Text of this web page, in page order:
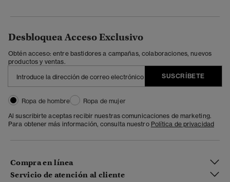
Desbloquea Acceso Exclusivo
Obtén acceso: entre bastidores a campañas, colaboraciones, nuevos
productos y ventas.
SUSCRÍBETE
Ropa de hombre
Ropa de mujer
Al suscribirte aceptas recibir nuestras comunicaciones de marketing.
Para obtener más información, consulta nuestro Política de privacidad
Compra en línea
Servicio de atención al cliente